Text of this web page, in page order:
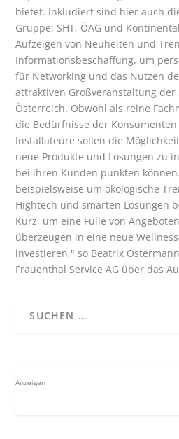
bietet. Inkludiert sind hier auch
Gruppe: SHT, ÖAG und
Aufzeigen von Neuheiten und
Informationsbeschaffung, um
für Networking und das Nutzen
attraktiven Großveranstaltung der
Österreich. Obwohl als reine
die Bedürfnisse der
Installateure sollen die
neue Produkte und Lösungen zu
bei ihren Kunden punkten
beispielsweise um ökologische
Hightech und smarten Lösungen
Kurz, um eine Fülle von
überzeugen in eine neue
investieren," so Beatrix
Frauenthal Service AG über das
Anzeigen